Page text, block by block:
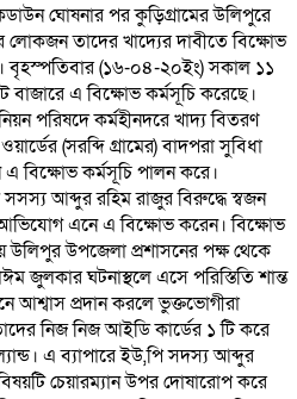
ঘোষনার পর কুড়িগ্রামের উলিপুরে
লোকজন তাদের খাদ্যের দাবীতে বিক্ষোভ
বৃহস্পতিবার (১৬-০৪-২০ইং) সকাল ১১
এ বিক্ষোভ কর্মসূচি করেছে।
পরিষদে কর্মহীনদরে খাদ্য বিতরণ
(সরব্দি গ্রামের) বাদপরা সুবিধা
বিক্ষোভ কর্মসূচি পালন করে।
সসস্য আব্দুর রহিম রাজুর বিরুদ্ধে স্বজন
এনে এ বিক্ষোভ করেন। বিক্ষোভ
উপজেলা প্রশাসনের পক্ষ থেকে
জুলকার ঘটনাস্থলে এসে পরিস্তিতি শান্ত
আশ্বাস প্রদান করলে ভুক্তভোগীরা
নিজ নিজ আইডি কার্ডের ১ টি করে
এ ব্যাপারে ইউ,পি সদস্য আব্দুর
চেয়ারম্যান উপর দোষারোপ করে